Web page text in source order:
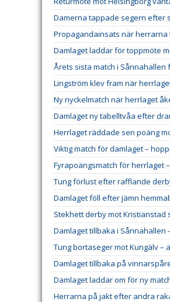
Damerna tappade segern efter
Propagandainsats när herrarna
Damlaget laddar för toppmöte
Årets sista match i Sånnahallen
Lingström klev fram när
Ny nyckelmatch när herrlaget
Damlaget ny tabelltvåa efter
Herrlaget räddade sen poäng
Viktig match för damlaget –
Fyrapoängsmatch för herrlaget
Tung förlust efter rafflande
Damlaget föll efter jämn
Stekhett derby mot Kristianstad
Damlaget tillbaka i Sånnahallen
Tung bortaseger mot Kungälv
Damlaget tillbaka på
Damlaget laddar om för ny
Herrarna på jakt efter andra